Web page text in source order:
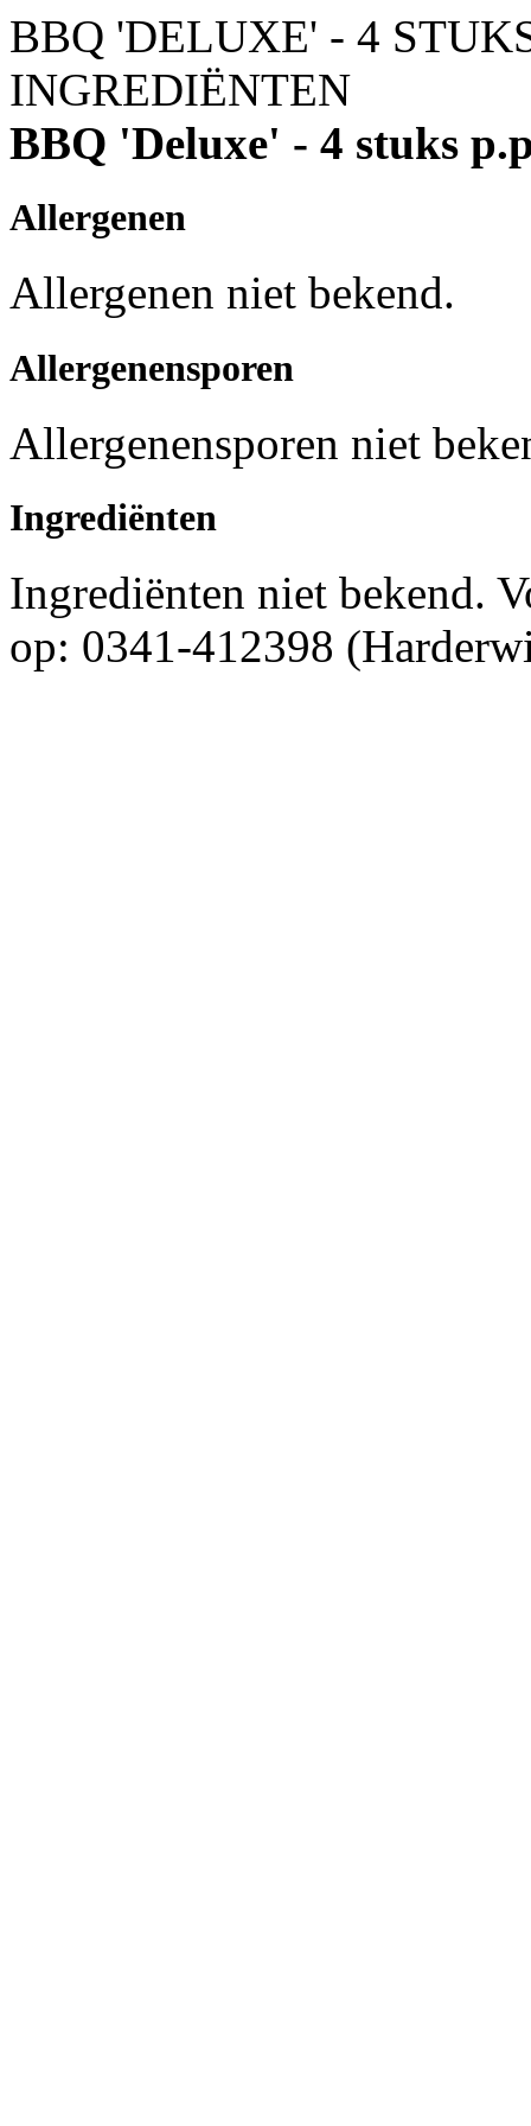
BBQ 'DELUXE' - 4
INGREDIËNTEN
BBQ 'Deluxe' - 4 stuks
Allergenen
Allergenen niet bekend.
Allergenensporen
Allergenensporen niet
Ingrediënten
Ingrediënten niet bekend.
op: 0341-412398